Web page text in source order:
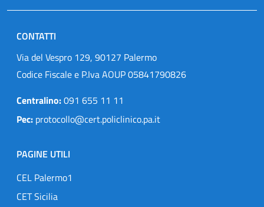
CONTATTI
Via del Vespro 129, 90127 Palermo
Codice Fiscale e P.Iva AOUP 05841790826
Centralino:091 655 11 11
Pec: protocollo@cert.policlinico.pa.it
PAGINE UTILI
CEL Palermo1
CET Sicilia